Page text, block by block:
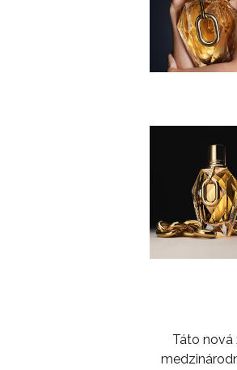
Táto nová